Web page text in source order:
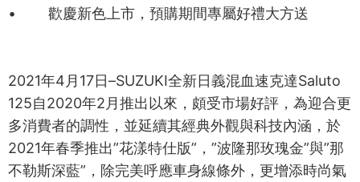
• 歡慶新色上市，預購期間專屬好禮大方送
2021年4月17日–SUZUKI全新日義混血速克達Saluto
125自2020年2月推出以來，頗受市場好評，為迎合更
多消費者的調性，並延續其經典外觀與科技內涵，於
2021年春季推出”花漾特仕版”，”波隆那玫瑰金”與”那
不勒斯深藍”，除完美呼應車身線條外，更增添時尚氣